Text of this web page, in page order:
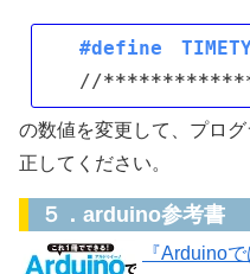
#define　
//**********
の数値を変更して、プロ
正してください。
５．arduino参考書
『Arduino